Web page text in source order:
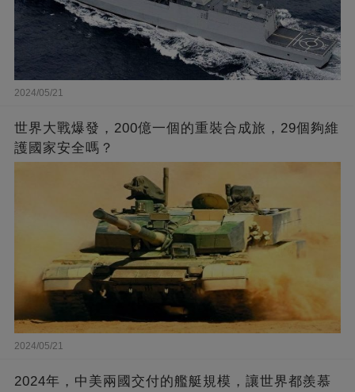
2024/05/21
世界大戰爆發，200億一個的重裝合成旅，29個夠維
護國家安全嗎？
2024/05/21
2024年，中美兩國交付的艦艇規模，讓世界都羨慕